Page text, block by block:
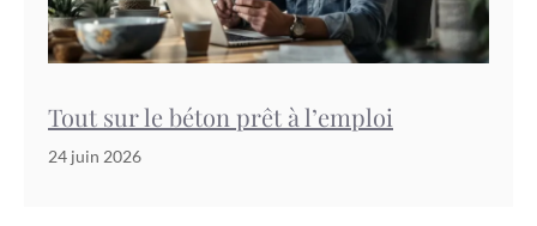
Tout sur le béton prêt à l’emploi
24 juin 2026